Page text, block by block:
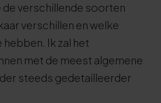
de verschillende soorten
verschillen en welke
Ik zal het
met de meest algemene
steeds gedetailleerder